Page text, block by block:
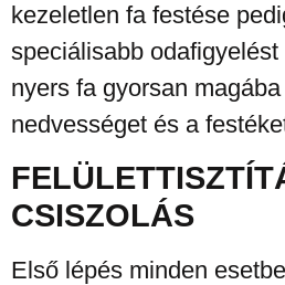
kezeletlen fa festése
speciálisabb
nyers fa gyorsan
nedvességet és a
CSISZOLÁS
Első lépés minden